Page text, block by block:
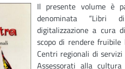
Il presente volume è
denominata “Libri
digitalizzazione a cura
scopo di rendere
Centri regionali di
Assessorati alla